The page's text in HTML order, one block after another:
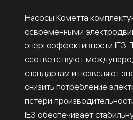
Насосы Кометта
современными
энергоэффективности IE3.
соответствуют
стандартам и позволяют
снизить потребление
потери
IE3 обеспечивает